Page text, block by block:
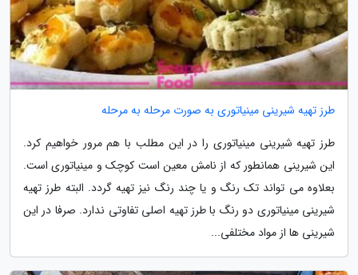
طرز تهیه شیرینی مینیاتوری به صورت مرحله به مرحله
طرز تهیه شیرینی مینیاتوری را در این مطلب با هم مرور خواهیم کرد.
این شیرینی همانطور که از نامش معین است کوچک و مینیاتوری است.
بعلاوه می تواند تک رنگ و یا چند رنگ نیز تهیه گردد. البته طرز تهیه
شیرینی مینیاتوری دو رنگ با طرز تهیه اصلی تفاوتی ندارد. صرفا در این
شیرینی ها از مواد مختلفی...